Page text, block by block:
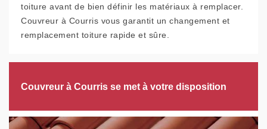
toiture avant de bien définir les matériaux à remplacer.
Couvreur à Courris vous garantit un changement et
remplacement toiture rapide et sûre.
Couvreur à Courris se met à votre disposition